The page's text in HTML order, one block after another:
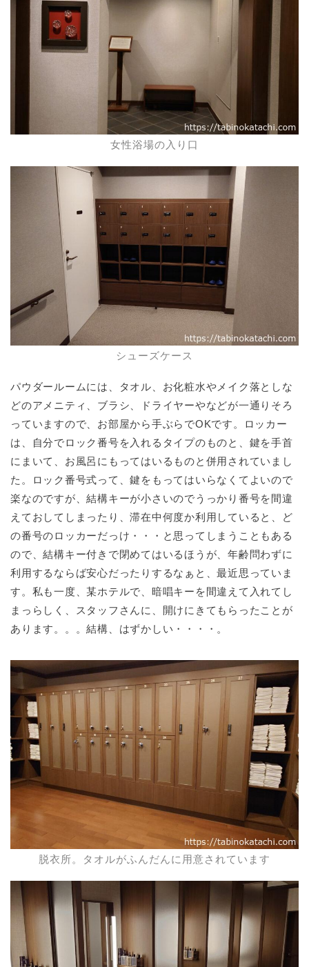
女性浴場の入り口
シューズケース
パウダールームには、タオル、お化粧水やメイク落としな
どのアメニティ、ブラシ、ドライヤーやなどが一通りそろ
っていますので、お部屋から手ぶらでOKです。ロッカー
は、自分でロック番号を入れるタイプのものと、鍵を手首
にまいて、お風呂にもってはいるものと併用されていまし
た。ロック番号式って、鍵をもってはいらなくてよいので
楽なのですが、結構キーが小さいのでうっかり番号を間違
えておしてしまったり、滞在中何度か利用していると、ど
の番号のロッカーだっけ・・・と思ってしまうこともある
ので、結構キー付きで閉めてはいるほうが、年齢問わずに
利用するならば安心だったりするなぁと、最近思っていま
す。私も一度、某ホテルで、暗唱キーを間違えて入れてし
まっらしく、スタッフさんに、開けにきてもらったことが
あります。。。結構、はずかしい・・・・。
脱衣所。タオルがふんだんに用意されています